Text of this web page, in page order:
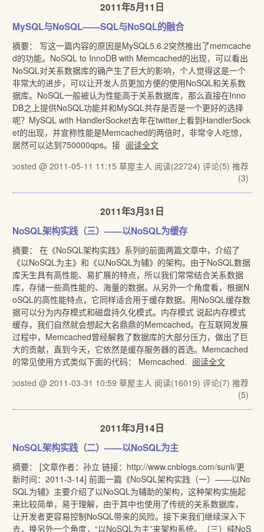
2011年5月11日
MySQL与NoSQL——SQL与NoSQL的融合
摘要： 写这一篇内容的原因是MySQL5.6.2突然推出了memcache
d的功能。NoSQL to InnoDB with Memcached的出现，可以看出
NoSQL对关系数据库的确产生了巨大的影响，个人觉得这是一个
非常大的进步，可以让开发人员更加方便的使用NoSQL和关系数
据库。NoSQL一般被认为性能高于关系数据库，那么直接在Inno
DB之上提供NoSQL功能并和MySQL共存是否是一个更好的选择
呢？MySQL with HandlerSocket去年在twitter上看到HandlerSock
et的出现，并宣称性能是Memcached的两倍时，非常令人吃惊，
居然可以达到750000qps。接 阅读全文
posted @ 2011-05-11 11:15 草屋主人 阅读(22724) 评论(5) 推荐
(3)
2011年3月31日
NoSQL架构实践（三）——以NoSQL为缓存
摘要： 在《NoSQL架构实践》系列的前面两篇文章中，介绍了
《以NoSQL为主》和《以NoSQL为辅》的架构。由于NoSQL数据
库天生具有高性能、易扩展的特点，所以我们常常结合关系数据
库，存储一些高性能的、海量的数据。从另外一个角度看，根据N
oSQL的高性能特点，它同样适合用于缓存数据。用NoSQL缓存数
据可以分为内存模式和磁盘持久化模式。内存模式 说起内存模式
缓存，我们自然就会想起大名鼎鼎的Memcached。在互联网发展
过程中，Memcached曾经解救了数据库的大部分压力，做出了巨
大的贡献，直到今天，它依然是缓存服务器的首选。Memcached
的常见使用方式类似下面的代码： Memcached. 阅读全文
posted @ 2011-03-31 10:59 草屋主人 阅读(16019) 评论(7) 推荐
(5)
2011年3月14日
NoSQL架构实践（二）——以NoSQL为主
摘要： [文章作者：孙立 链接：http://www.cnblogs.com/sunli/更
新时间：2011-3-14] 前面一篇《NoSQL架构实践（一）——以No
SQL为辅》主要介绍了以NoSQL为辅助的架构，这种架构实施起
来比较简单，易于理解，由于其中也使用了传统的关系数据库，
让开发者更容易控制NoSQL带来的风险。接下来我们继续深入下
去，换另外一个角度，“以NoSQL为主”来架构系统。（三）纯NoS